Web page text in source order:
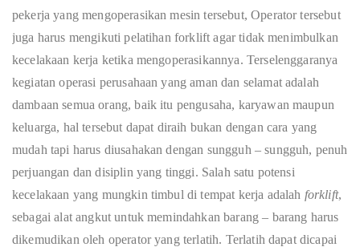
pekerja yang mengoperasikan mesin tersebut, Operator tersebut
juga harus mengikuti pelatihan forklift agar tidak menimbulkan
kecelakaan kerja ketika mengoperasikannya. Terselenggaranya
kegiatan operasi perusahaan yang aman dan selamat adalah
dambaan semua orang, baik itu pengusaha, karyawan maupun
keluarga, hal tersebut dapat diraih bukan dengan cara yang
mudah tapi harus diusahakan dengan sungguh – sungguh, penuh
perjuangan dan disiplin yang tinggi. Salah satu potensi
kecelakaan yang mungkin timbul di tempat kerja adalah forklift,
sebagai alat angkut untuk memindahkan barang – barang harus
dikemudikan oleh operator yang terlatih. Terlatih dapat dicapai